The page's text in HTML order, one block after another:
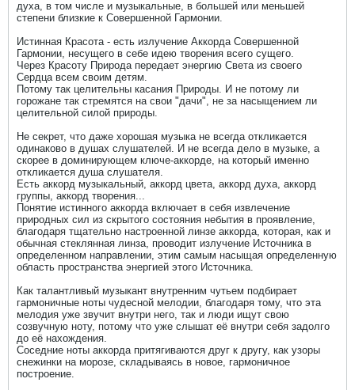
духа, в том числе и музыкальные, в большей или меньшей
степени близкие к Совершенной Гармонии.
Истинная Красота - есть излучение Аккорда Совершенной
Гармонии, несущего в себе идею творения всего сущего.
Через Красоту Природа передает энергию Света из своего
Сердца всем своим детям.
Потому так целительны касания Природы. И не потому ли
горожане так стремятся на свои "дачи", не за насыщением ли
целительной силой природы.
Не секрет, что даже хорошая музыка не всегда откликается
одинаково в душах слушателей. И не всегда дело в музыке, а
скорее в доминирующем ключе-аккорде, на который именно
откликается душа слушателя.
Есть аккорд музыкальный, аккорд цвета, аккорд духа, аккорд
группы, аккорд творения...
Понятие истинного аккорда включает в себя извлечение
природных сил из скрытого состояния небытия в проявление,
благодаря тщательно настроенной линзе аккорда, которая, как и
обычная стеклянная линза, проводит излучение Источника в
определенном направлении, этим самым насыщая определенную
область пространства энергией этого Источника.
Как талантливый музыкант внутренним чутьем подбирает
гармоничные ноты чудесной мелодии, благодаря тому, что эта
мелодия уже звучит внутри него, так и люди ищут свою
созвучную ноту, потому что уже слышат её внутри себя задолго
до её нахождения.
Соседние ноты аккорда притягиваются друг к другу, как узоры
снежинки на морозе, складываясь в новое, гармоничное
построение.